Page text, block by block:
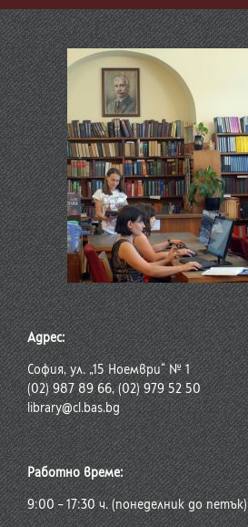
Адрес:
София, ул. „15 Ноември“ № 1
(02) 987 89 66, (02) 979 52 50
library@cl.bas.bg
Работно време:
9:00 – 17:30 ч. (понеделник до петък)